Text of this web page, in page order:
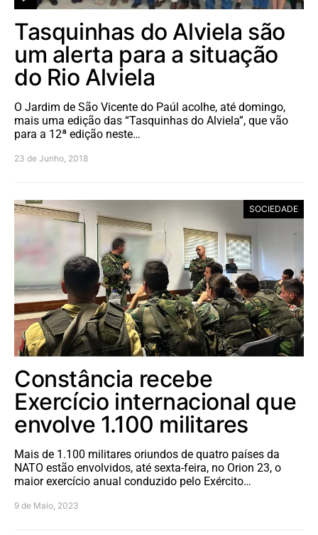
Tasquinhas do Alviela são
um alerta para a situação
do Rio Alviela
O Jardim de São Vicente do Paúl acolhe, até domingo,
mais uma edição das “Tasquinhas do Alviela”, que vão
para a 12ª edição neste…
23 de Junho, 2018
SOCIEDADE
Constância recebe
Exercício internacional que
envolve 1.100 militares
Mais de 1.100 militares oriundos de quatro países da
NATO estão envolvidos, até sexta-feira, no Orion 23, o
maior exercício anual conduzido pelo Exército…
9 de Maio, 2023